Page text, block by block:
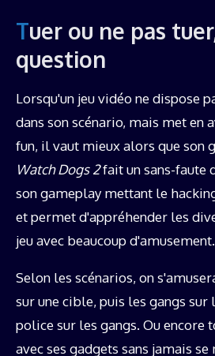
Tuer ou ne pas tuer, telle est la
question
Lorsqu'un jeu vidéo ne dispose
dans son scénario, mais met en
fun, il vaut mieux alors que son
Watch Dogs 2fait un sans-faute
son gameplay mettant le
et permet d'appréhender les
jeu avec beaucoup d'amusement.
Selon les scénarios, on
sur une cible, puis les gangs
police sur les gangs. Ou encore
avec ses gadgets sans jamais